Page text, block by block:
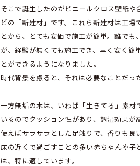
そこで誕生したのがビニールクロス壁紙や
どの「新建材」です。これら新建材は工場
とから、とても安価で施工が簡単。誰でも
が、経験が無くても施工でき、早く安く簡
とができるようになりました。
時代背景を慮ると、それは必要なことだっ
一方無垢の木は、いわば「生きてる」素材
いるのでクッション性があり、調湿効果が
使えばサラサラとした足触りで、香りも良い
床の近くで過ごすことの多い赤ちゃんや子
は、特に適しています。